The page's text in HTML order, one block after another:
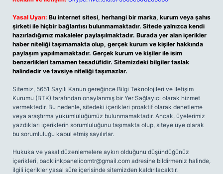
Yasal Uyarı: Bu internet sitesi, herhangi bir marka, kurum veya şahıs
şirketi ile hiçbir bağlantısı bulunmamaktadır. Sitede yalnızca kendi
hazırladığımız makaleler paylaşılmaktadır. Burada yer alan içerikler
haber niteliği taşımamakta olup, gerçek kurum ve kişiler hakkında
paylaşım yapılmamaktadır. Gerçek kurum ve kişiler ile isim
benzerlikleri tamamen tesadüfidir. Sitemizdeki bilgiler taslak
halindedir ve tavsiye niteliği taşımazlar.
Sitemiz, 5651 Sayılı Kanun gereğince Bilgi Teknolojileri ve İletişim
Kurumu (BTK) tarafından onaylanmış bir Yer Sağlayıcı olarak hizmet
vermektedir. Bu nedenle, sitedeki içerikleri proaktif olarak denetleme
veya araştırma yükümlülüğümüz bulunmamaktadır. Ancak, üyelerimiz
yazdıkları içeriklerin sorumluluğunu taşımakta olup, siteye üye olarak
bu sorumluluğu kabul etmiş sayılırlar.
Hukuka ve yasal düzenlemelere aykırı olduğunu düşündüğünüz
içerikleri, backlinkpanelicomtr@gmail.com adresine bildirmeniz halinde,
ilgili içerikler yasal süre içerisinde sitemizden kaldırılacaktır.